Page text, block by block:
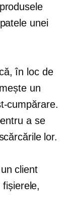
unei
în loc de
un
cumpărare.
a se
lor.
client